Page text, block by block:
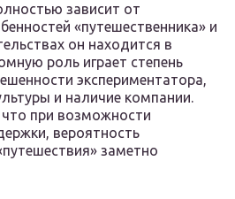
зависит от
«путешественника» и
он находится в
роль играет степень
экспериментатора,
и наличие компании.
при возможности
вероятность
заметно